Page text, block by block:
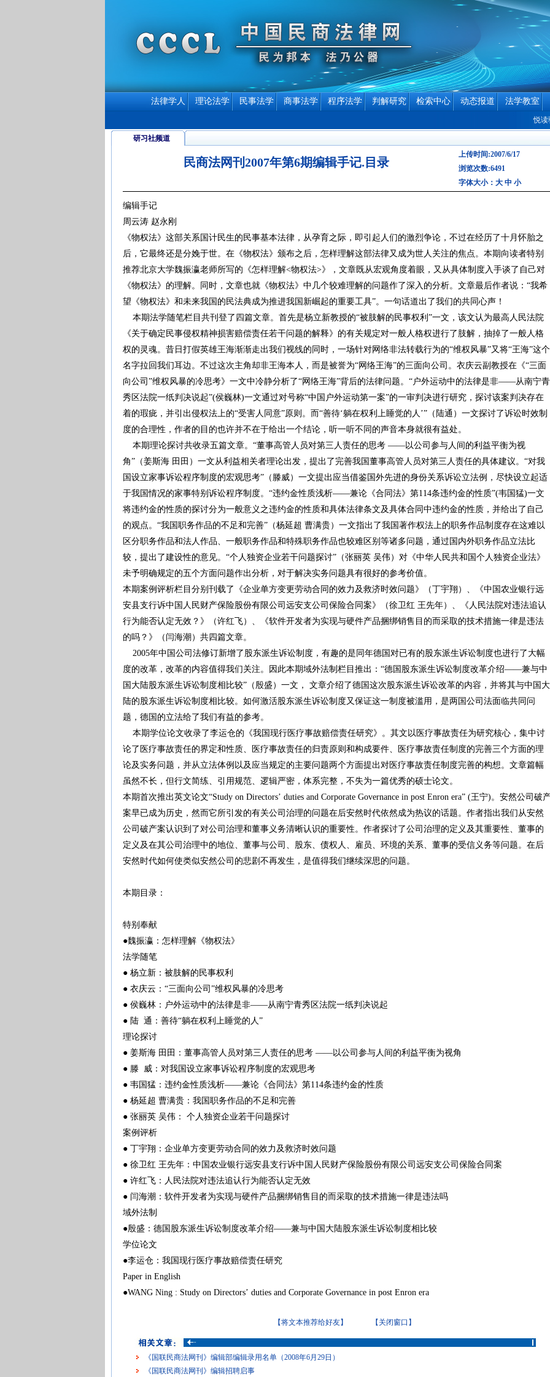
法律学人 理论法学 民事法学 商事法学 程序法学 判解研究 检索中心 动态报道 法学教室
悦读驿
研习社频道
民商法网刊2007年第6期编辑手记.目录
上传时间:2007/6/17
浏览次数:6491
字体大小： 大 中 小
编辑手记
周云涛 赵永刚
《物权法》这部关系国计民生的民事基本法律，从孕育之际，即引起人们的激烈争论，不过在经历了十月怀胎之
后，它最终还是分娩于世。在《物权法》颁布之后，怎样理解这部法律又成为世人关注的焦点。本期向读者特别
推荐北京大学魏振瀛老师所写的《怎样理解<物权法>》，文章既从宏观角度着眼，又从具体制度入手谈了自己对
《物权法》的理解。同时，文章也就《物权法》中几个较难理解的问题作了深入的分析。文章最后作者说：“我希
望《物权法》和未来我国的民法典成为推进我国新崛起的重要工具”。一句话道出了我们的共同心声！
本期法学随笔栏目共刊登了四篇文章。首先是杨立新教授的“被肢解的民事权利”一文，该文认为最高人民法院
《关于确定民事侵权精神损害赔偿责任若干问题的解释》的有关规定对一般人格权进行了肢解，抽掉了一般人格
权的灵魂。昔日打假英雄王海渐渐走出我们视线的同时，一场针对网络非法转载行为的“维权风暴”又将“王海”这个
名字拉回我们耳边。不过这次主角却非王海本人，而是被誉为“网络王海”的三面向公司。衣庆云副教授在《“三面
向公司”维权风暴的冷思考》一文中冷静分析了“网络王海”背后的法律问题。“户外运动中的法律是非——从南宁青
秀区法院一纸判决说起”(侯巍林)一文通过对号称“中国户外运动第一案”的一审判决进行研究，探讨该案判决存在
着的瑕疵，并引出侵权法上的“受害人同意”原则。而“善待‘躺在权利上睡觉的人’”（陆通）一文探讨了诉讼时效制
度的合理性，作者的目的也许并不在于给出一个结论，听一听不同的声音本身就很有益处。
本期理论探讨共收录五篇文章。“董事高管人员对第三人责任的思考 ——以公司参与人间的利益平衡为视
角”（姜斯海 田田）一文从利益相关者理论出发，提出了完善我国董事高管人员对第三人责任的具体建议。“对我
国设立家事诉讼程序制度的宏观思考”（滕威）一文提出应当借鉴国外先进的身份关系诉讼立法例，尽快设立起适
于我国情况的家事特别诉讼程序制度。“违约金性质浅析——兼论《合同法》第114条违约金的性质”(韦国猛)一文
将违约金的性质的探讨分为一般意义之违约金的性质和具体法律条文及具体合同中违约金的性质，并给出了自己
的观点。“我国职务作品的不足和完善”（杨延超 曹满贵）一文指出了我国著作权法上的职务作品制度存在这难以
区分职务作品和法人作品、一般职务作品和特殊职务作品也较难区别等诸多问题，通过国内外职务作品立法比
较，提出了建设性的意见。“个人独资企业若干问题探讨”（张丽英 吴伟）对《中华人民共和国个人独资企业法》
未予明确规定的五个方面问题作出分析，对于解决实务问题具有很好的参考价值。
本期案例评析栏目分别刊载了《企业单方变更劳动合同的效力及救济时效问题》（丁宇翔）、《中国农业银行远
安县支行诉中国人民财产保险股份有限公司远安支公司保险合同案》（徐卫红 王先年）、《人民法院对违法追认
行为能否认定无效？》（许红飞）、《软件开发者为实现与硬件产品捆绑销售目的而采取的技术措施一律是违法
的吗？》（闫海潮）共四篇文章。
2005年中国公司法修订新增了股东派生诉讼制度，有趣的是同年德国对已有的股东派生诉讼制度也进行了大幅
度的改革，改革的内容值得我们关注。因此本期域外法制栏目推出：“德国股东派生诉讼制度改革介绍——兼与中
国大陆股东派生诉讼制度相比较”（殷盛）一文， 文章介绍了德国这次股东派生诉讼改革的内容，并将其与中国大
陆的股东派生诉讼制度相比较。如何激活股东派生诉讼制度又保证这一制度被滥用，是两国公司法面临共同问
题，德国的立法给了我们有益的参考。
本期学位论文收录了李运仓的《我国现行医疗事故赔偿责任研究》。其文以医疗事故责任为研究核心，集中讨
论了医疗事故责任的界定和性质、医疗事故责任的归责原则和构成要件、医疗事故责任制度的完善三个方面的理
论及实务问题，并从立法体例以及应当规定的主要问题两个方面提出对医疗事故责任制度完善的构想。文章篇幅
虽然不长，但行文简练、引用规范、逻辑严密，体系完整，不失为一篇优秀的硕士论文。
本期首次推出英文论文“Study on Directors’ duties and Corporate Governance in post Enron era” (王宁)。安然公司破
案早已成为历史，然而它所引发的有关公司治理的问题在后安然时代依然成为热议的话题。作者指出我们从安然
公司破产案认识到了对公司治理和董事义务清晰认识的重要性。作者探讨了公司治理的定义及其重要性、董事的
定义及在其公司治理中的地位、董事与公司、股东、债权人、雇员、环境的关系、董事的受信义务等问题。在后
安然时代如何使类似安然公司的悲剧不再发生，是值得我们继续深思的问题。
本期目录：
特别奉献
●魏振瀛：怎样理解《物权法》
法学随笔
● 杨立新：被肢解的民事权利
● 衣庆云：“三面向公司”维权风暴的冷思考
● 侯巍林：户外运动中的法律是非——从南宁青秀区法院一纸判决说起
● 陆 通：善待“躺在权利上睡觉的人”
理论探讨
● 姜斯海 田田：董事高管人员对第三人责任的思考 ——以公司参与人间的利益平衡为视角
● 滕 威：对我国设立家事诉讼程序制度的宏观思考
● 韦国猛：违约金性质浅析——兼论《合同法》第114条违约金的性质
● 杨延超 曹满贵：我国职务作品的不足和完善
● 张丽英 吴伟： 个人独资企业若干问题探讨
案例评析
● 丁宇翔：企业单方变更劳动合同的效力及救济时效问题
● 徐卫红 王先年：中国农业银行远安县支行诉中国人民财产保险股份有限公司远安支公司保险合同案
● 许红飞：人民法院对违法追认行为能否认定无效
● 闫海潮：软件开发者为实现与硬件产品捆绑销售目的而采取的技术措施一律是违法吗
域外法制
●殷盛：德国股东派生诉讼制度改革介绍——兼与中国大陆股东派生诉讼制度相比较
学位论文
●李运仓：我国现行医疗事故赔偿责任研究
Paper in English
●WANG Ning : Study on Directors’ duties and Corporate Governance in post Enron era
【将文本推荐给好友】 【关闭窗口】
《国联民商法网刊》编辑部编辑录用名单（2008年6月29日）
《国联民商法网刊》编辑招聘启事